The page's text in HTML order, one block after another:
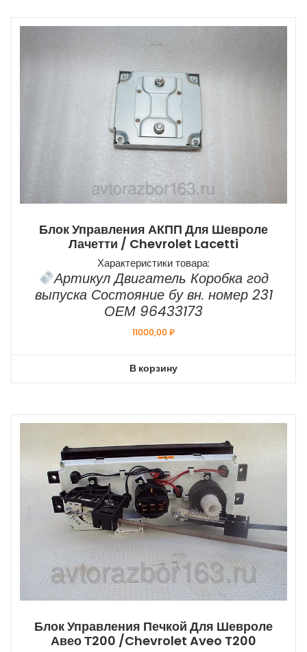
Блок Управления АКПП Для Шевроле
Лачетти / Chevrolet Lacetti
Характеристики товара:
Артикул Двигатель Коробка год
выпуска Состояние бу вн. номер 231
ОЕМ 96433173
11000,00₽
В корзину
Блок Управления Печкой Для Шевроле
Авео Т200 /Chevrolet Aveo T200